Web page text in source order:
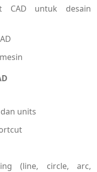
CAD untuk desain
units
(line, circle, arc,